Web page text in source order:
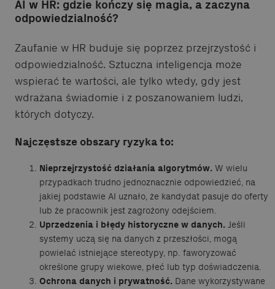
AI w HR: gdzie kończy się magia, a zaczyna
odpowiedzialność?
Zaufanie w HR buduje się poprzez przejrzystość i
odpowiedzialność. Sztuczna inteligencja może
wspierać te wartości, ale tylko wtedy, gdy jest
wdrażana świadomie i z poszanowaniem ludzi,
których dotyczy.
Najczęstsze obszary ryzyka to:
Nieprzejrzystość działania algorytmów. W wielu
przypadkach trudno jednoznacznie odpowiedzieć, na
jakiej podstawie AI uznało, że kandydat pasuje do oferty
lub że pracownik jest zagrożony odejściem.
Uprzedzenia i błędy historyczne w danych. Jeśli
systemy uczą się na danych z przeszłości, mogą
powielać istniejące stereotypy, np. faworyzować
określone grupy wiekowe, płeć lub typ doświadczenia.
Ochrona danych i prywatność. Dane wykorzystywane